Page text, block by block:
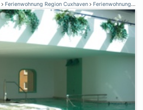
Ferienwohnung Region Cuxhaven Ferienwohnung Cuxhaven